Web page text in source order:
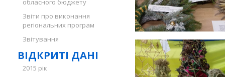
обласного бюджету
Звіти про виконання
регіональних програм
Звітування
ВІДКРИТІ ДАНІ
2015 рік